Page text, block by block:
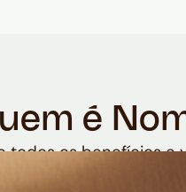
é
todos os benefícios e